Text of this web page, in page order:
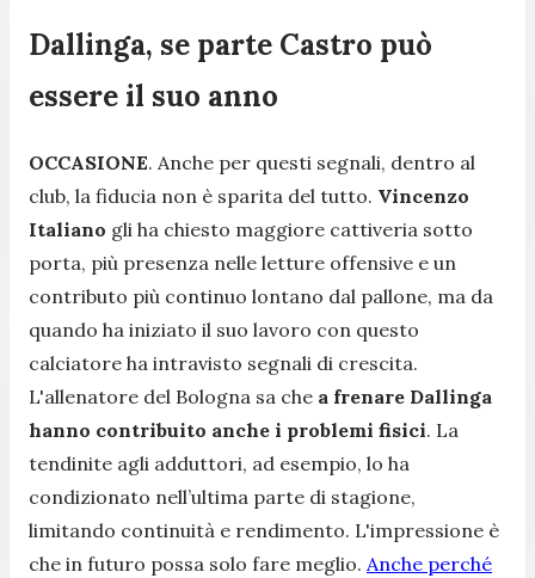
Dallinga, se parte Castro può
essere il suo anno
OCCASIONE. Anche per questi segnali, dentro al
club, la fiducia non è sparita del tutto. Vincenzo
Italiano gli ha chiesto maggiore cattiveria sotto
porta, più presenza nelle letture offensive e un
contributo più continuo lontano dal pallone, ma da
quando ha iniziato il suo lavoro con questo
calciatore ha intravisto segnali di crescita.
L'allenatore del Bologna sa che a frenare Dallinga
hanno contribuito anche i problemi fisici. La
tendinite agli adduttori, ad esempio, lo ha
condizionato nell’ultima parte di stagione,
limitando continuità e rendimento. L'impressione è
che in futuro possa solo fare meglio. Anche perché